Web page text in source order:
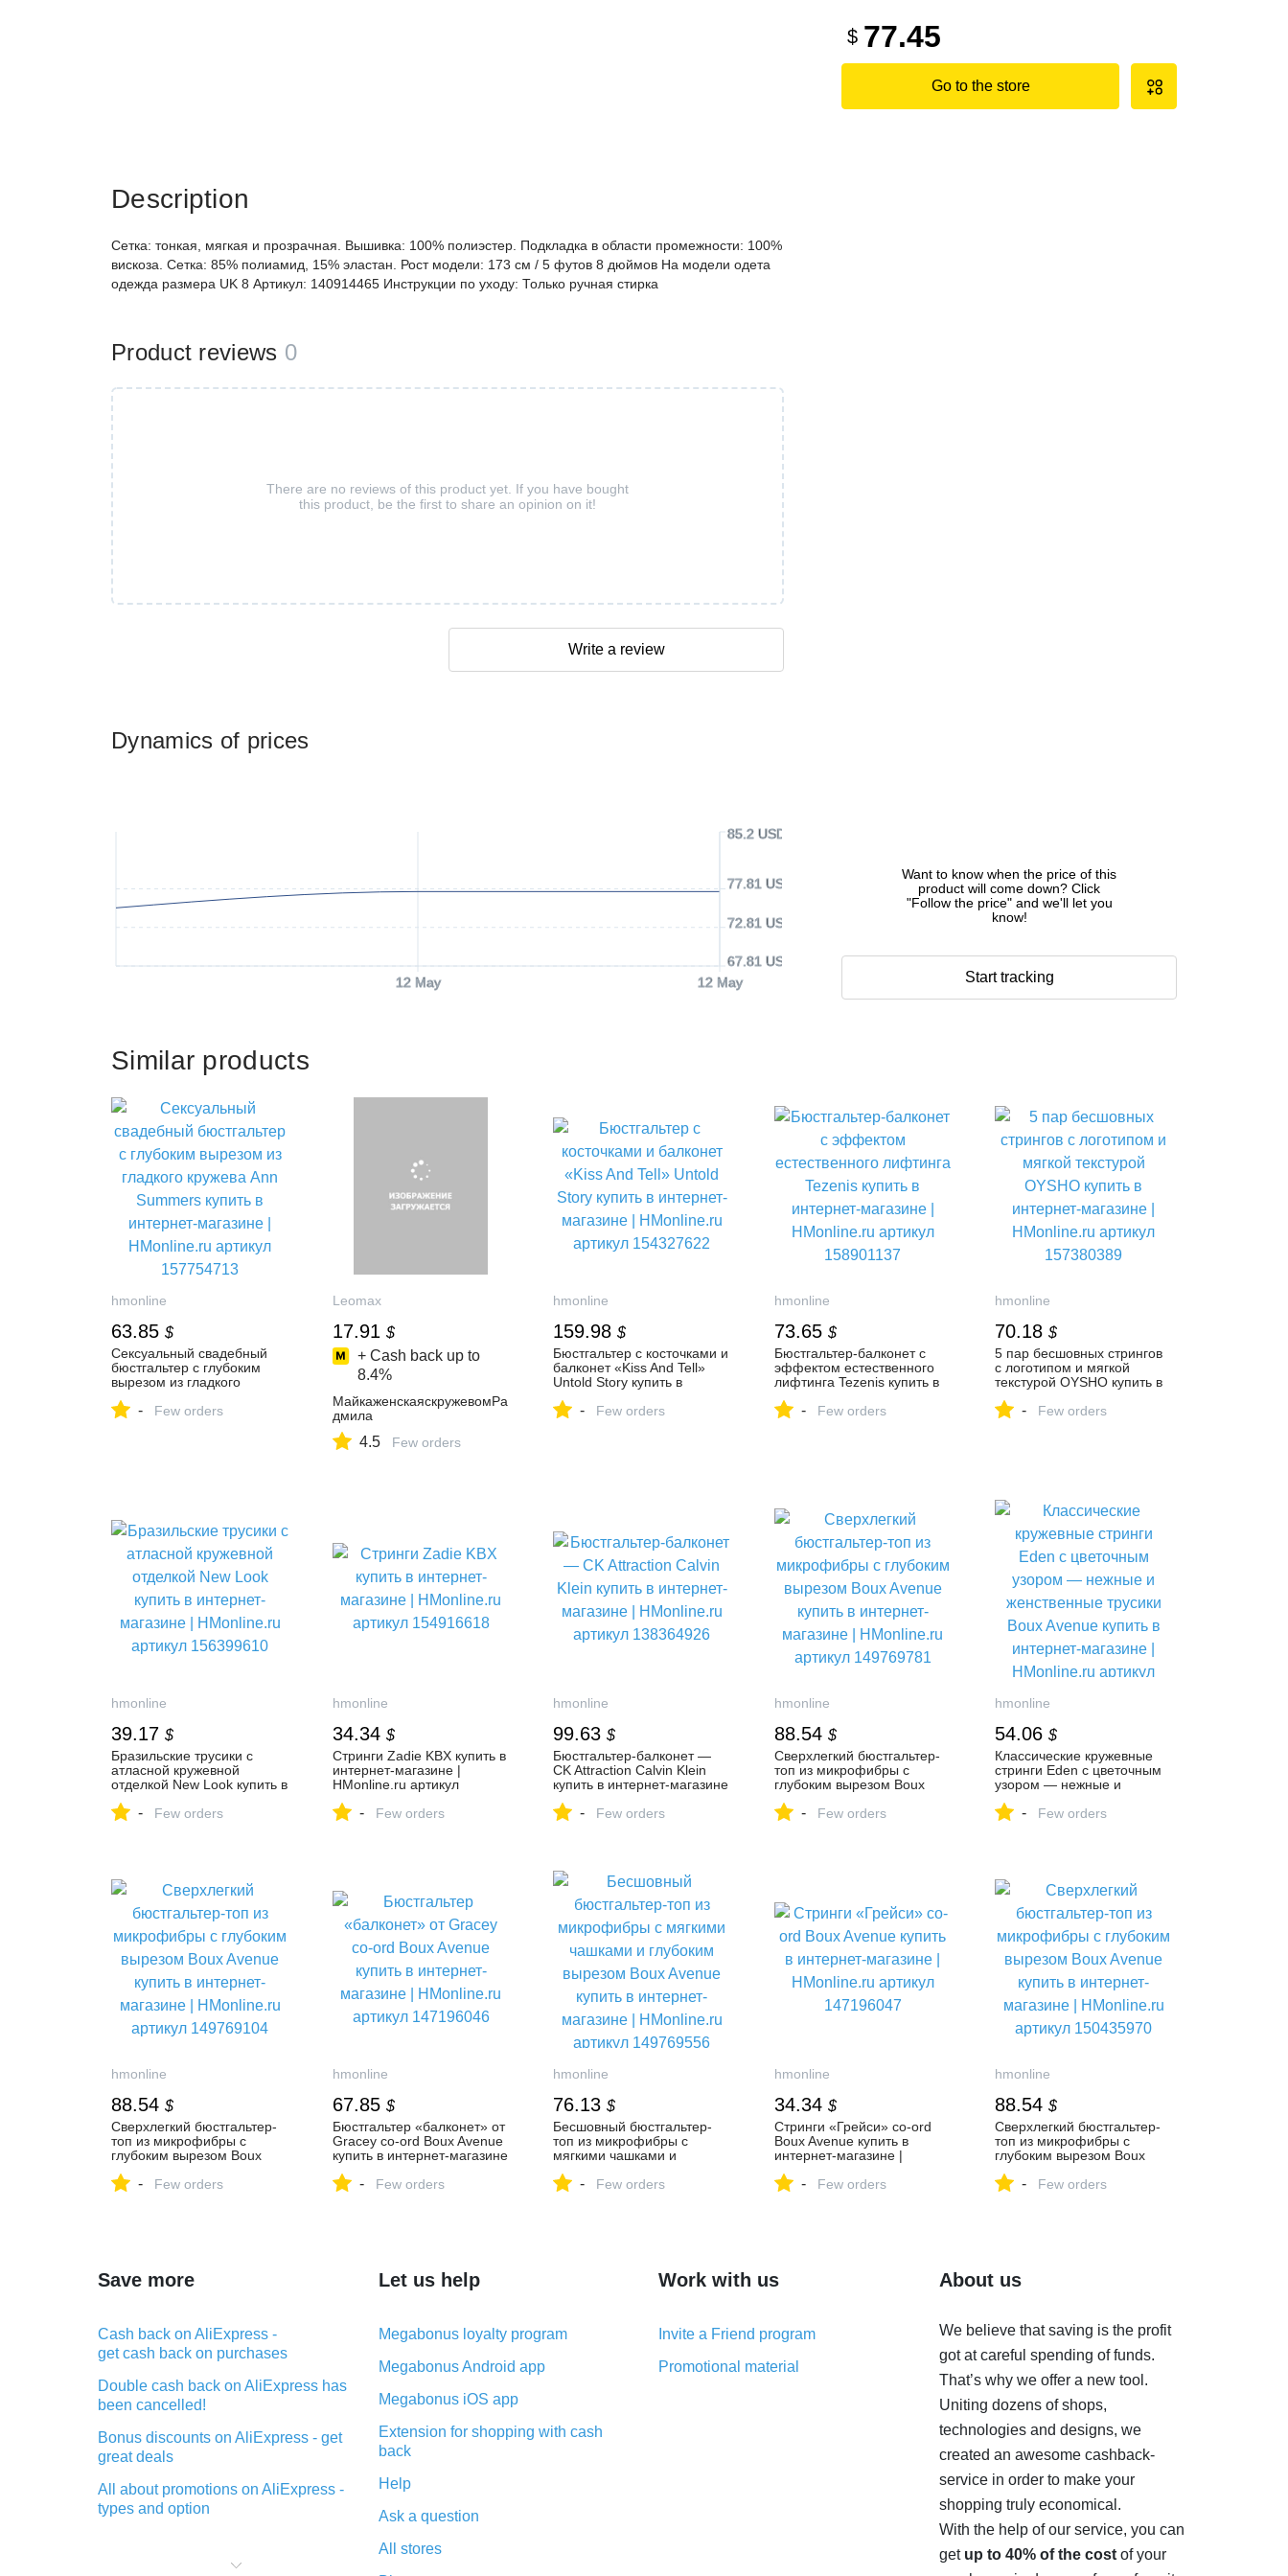
$ 77.45
Go to the store
Dynamics of prices
12 May 12 May
67.81 USD
72.81 USD
77.81 USD
85.2 USD
Want to know when the price of this
product will come down? Click
"Follow the price" and we'll let you
know!
Start tracking
Description
Сетка: тонкая, мягкая и прозрачная. Вышивка: 100% полиэстер. Подкладка в области промежности: 100%
вискоза. Сетка: 85% полиамид, 15% эластан. Рост модели: 173 см / 5 футов 8 дюймов На модели одета
одежда размера UK 8 Артикул: 140914465 Инструкции по уходу: Только ручная стирка
Product reviews 0
There are no reviews of this product yet. If you have bought
this product, be the first to share an opinion on it!
Write a review
Similar products
hmonline
63.85 $
Сексуальный свадебный
бюстгальтер с глубоким
вырезом из гладкого
купить в интернет-магазине
- Few orders
Leomax
17.91 $
+ Cash back up to
8.4%
МайкаженскаяскружевомРа
дмила
4.5 Few orders
hmonline
159.98 $
Бюстгальтер с косточками и
балконет «Kiss And Tell»
Untold Story купить в
HMonline.ru артикул
- Few orders
hmonline
73.65 $
Бюстгальтер-балконет с
эффектом естественного
лифтинга Tezenis купить в
HMonline.ru артикул
- Few orders
hmonline
70.18 $
5 пар бесшовных стрингов
с логотипом и мягкой
текстурой OYSHO купить в
HMonline.ru артикул
- Few orders
hmonline
39.17 $
Бразильские трусики с
атласной кружевной
отделкой New Look купить в
HMonline.ru артикул
- Few orders
hmonline
34.34 $
Стринги Zadie KBX купить в
интернет-магазине |
HMonline.ru артикул
- Few orders
hmonline
99.63 $
Бюстгальтер-балконет —
CK Attraction Calvin Klein
купить в интернет-магазине
138364926
- Few orders
hmonline
88.54 $
Сверхлегкий бюстгальтер-
топ из микрофибры с
глубоким вырезом Boux
магазине | HMonline.ru
- Few orders
hmonline
54.06 $
Классические кружевные
стринги Eden с цветочным
узором — нежные и
Avenue купить в интернет-
- Few orders
hmonline
88.54 $
Сверхлегкий бюстгальтер-
топ из микрофибры с
глубоким вырезом Boux
магазине | HMonline.ru
- Few orders
hmonline
67.85 $
Бюстгальтер «балконет» от
Gracey co-ord Boux Avenue
купить в интернет-магазине
147196046
- Few orders
hmonline
76.13 $
Бесшовный бюстгальтер-
топ из микрофибры с
мягкими чашками и
Avenue купить в интернет-
- Few orders
hmonline
34.34 $
Стринги «Грейси» co-ord
Boux Avenue купить в
интернет-магазине |
147196047
- Few orders
hmonline
88.54 $
Сверхлегкий бюстгальтер-
топ из микрофибры с
глубоким вырезом Boux
магазине | HMonline.ru
- Few orders
Save more
Cash back on AliExpress -
get cash back on purchases
Double cash back on AliExpress has
been cancelled!
Bonus discounts on AliExpress - get
great deals
All about promotions on AliExpress -
types and option
purchases on AliExpress - short and
Let us help
Megabonus loyalty program
Megabonus Android app
Megabonus iOS app
Extension for shopping with cash
back
Help
Ask a question
All stores
Work with us
Invite a Friend program
Promotional material
About us
We believe that saving is the profit
got at careful spending of funds.
That’s why we offer a new tool.
Uniting dozens of shops,
technologies and designs, we
created an awesome cashback-
service in order to make your
shopping truly economical.
With the help of our service, you can
get up to 40% of the costof your